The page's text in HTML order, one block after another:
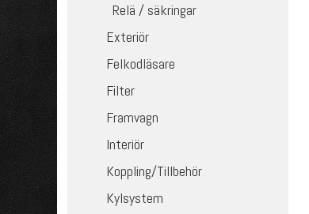
Relä / säkringar
Exteriör
Felkodläsare
Filter
Framvagn
Interiör
Koppling/Tillbehör
Kylsystem